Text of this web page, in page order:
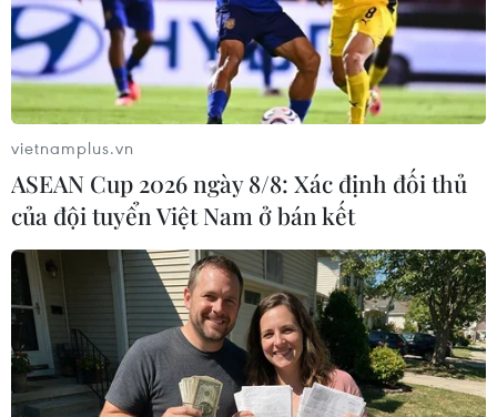
Tổng thống Mỹ Donald Trump kết thúc cuộc họp báo lúc 14 giờ
50 phút. (Ảnh: Lâm Khánh/TTXVN)
vietnamplus.vn
ASEAN Cup 2026 ngày 8/8: Xác định đối thủ
của đội tuyển Việt Nam ở bán kết